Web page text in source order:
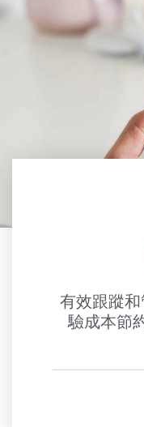
有效跟蹤
驗成本節